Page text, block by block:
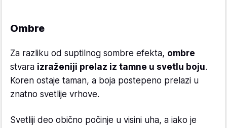
Ombre
Za razliku od suptilnog sombre efekta, ombre
stvara izraženiji prelaz iz tamne u svetlu boju.
Koren ostaje taman, a boja postepeno prelazi u
znatno svetlije vrhove.
Svetliji deo obično počinje u visini uha, a iako je